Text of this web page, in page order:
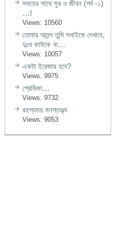
সময়ের সাথে সুর ও জীবন (পর্ব -১)
…!
Views: 10560
তোমার আনন্দ তুমি সবাইকে দেখাবে,
দুঃখ কাউকে না…
Views: 10057
একটা ইরেজার হবে?
Views: 9975
প্রেমিকা…
Views: 9732
রহস্যময় মনস্তত্ত্ব
Views: 9053